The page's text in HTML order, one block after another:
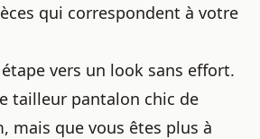
qui correspondent à votre
étape vers un look sans effort.
tailleur pantalon chic de
, mais que vous êtes plus à